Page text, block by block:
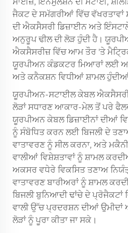
ਜੈਕਟ ਦੇ ਸਮੱਗਰੀਆਂ ਵਿੱਚ ਵੱਖਰਤਾਵਾਂ
ਦੀ ਐਕਸੈਸਰੀ ਡਿਜ਼ਾਈਨ ਅਤੇ
ਅਨੁਰੂਪ ਢੀਲ ਦੀ ਲੋੜ ਹੁੰਦੀ ਹੈ।
ਐਕਸੈਸਰੀਜ਼ ਵਿੱਚ ਆਮ ਤੌਰ 'ਤੇ
ਯੂਰਪੀਅਨ ਕੰਡਕਟਰ ਮਿਆਰਾਂ ਲਈ
ਅਤੇ ਕਨੈਕਸ਼ਨ ਵਿਧੀਆਂ ਸ਼ਾਮਲ
ਯੂਰਪੀਅਨ-ਸਟਾਈਲ ਕੇਬਲ
ਲੋੜਾਂ ਸਧਾਰਣ ਆਕਾਰ-ਮੇਲ ਤੋਂ ਪਰੇ
ਯੂਰਪੀਅਨ ਕੇਬਲ ਡਿਜ਼ਾਈਨਾਂ ਦੀਆਂ
ਨੂੰ ਸੰਬੋਧਿਤ ਕਰਨ ਲਈ ਬਿਜਲੀ ਦੇ
ਵਾਤਾਵਰਣ ਨੂੰ ਸੀਲ ਕਰਨਾ, ਅਤੇ
ਵਾਲੀਆਂ ਵਿਸ਼ੇਸ਼ਤਾਵਾਂ ਨੂੰ ਸ਼ਾਮਲ
ਅਕਸਰ ਵਧੇਰੇ ਵਿਕਸਿਤ ਤਣਾਅ
ਵਾਤਾਵਰਣ ਬਾਰੀਅਰਾਂ ਨੂੰ ਸ਼ਾਮਲ
ਬਿਜਲੀ ਬੁਨਿਆਦੀ ਢਾਂਚੇ ਦੇ
ਵਾਲੀ ਉੱਚ ਪ੍ਰਦਰਸ਼ਨ ਦੀਆਂ ਉਮੀਦਾਂ
ਲੋੜਾਂ ਨੂੰ ਪੂਰਾ ਕੀਤਾ ਜਾ ਸਕੇ।